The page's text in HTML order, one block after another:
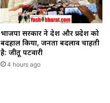
भाजपा सरकार ने देश और प्रदेश को
बदहाल किया, जनता बदलाव चाहती
है: जीतू पटवारी
4 hours ago